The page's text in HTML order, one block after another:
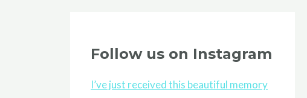
Follow us on Instagram
I’ve just received this beautiful memory